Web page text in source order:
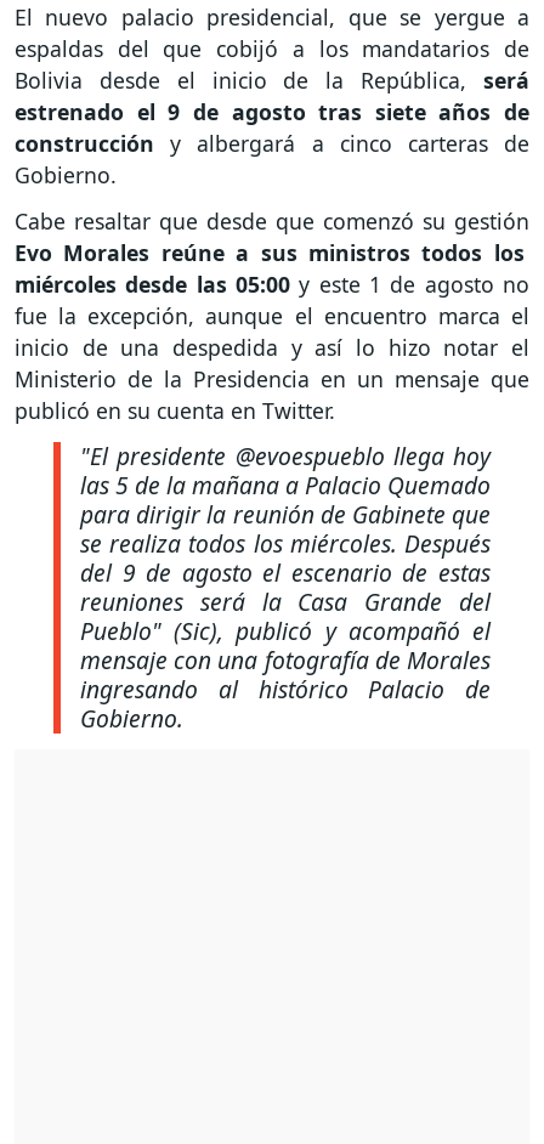
El nuevo palacio presidencial, que se yergue a
espaldas del que cobijó a los mandatarios de
Bolivia desde el inicio de la República, será
estrenado el 9 de agosto tras siete años de
construcción y albergará a cinco carteras de
Gobierno.
Cabe resaltar que desde que comenzó su gestión
Evo Morales reúne a sus ministros todos los
miércoles desde las 05:00 y este 1 de agosto no
fue la excepción, aunque el encuentro marca el
inicio de una despedida y así lo hizo notar el
Ministerio de la Presidencia en un mensaje que
publicó en su cuenta en Twitter.
"El presidente @evoespueblo llega hoy
las 5 de la mañana a Palacio Quemado
para dirigir la reunión de Gabinete que
se realiza todos los miércoles. Después
del 9 de agosto el escenario de estas
reuniones será la Casa Grande del
Pueblo" (Sic), publicó y acompañó el
mensaje con una fotografía de Morales
ingresando al histórico Palacio de
Gobierno.